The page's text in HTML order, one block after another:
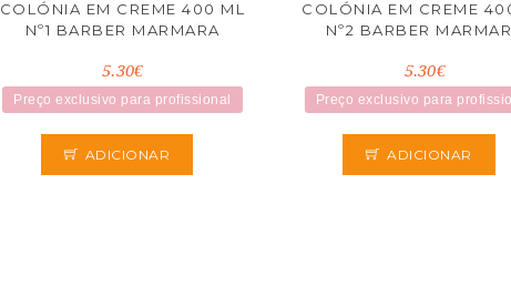
COLÓNIA EM CREME 400 ML
Nº1 BARBER MARMARA
5.30€
Preço exclusivo para profissional
ADICIONAR
COLÓNIA EM CREME
Nº2 BARBER
5.30€
Preço exclusivo para
ADICIONAR